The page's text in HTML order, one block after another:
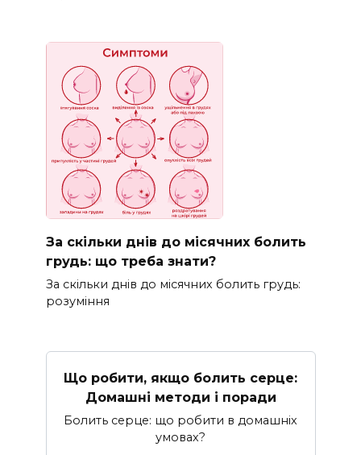
За скільки днів до місячних болить
грудь: що треба знати?
За скільки днів до місячних болить грудь:
розуміння
Що робити, якщо болить серце:
Домашні методи і поради
Болить серце: що робити в домашніх
умовах?